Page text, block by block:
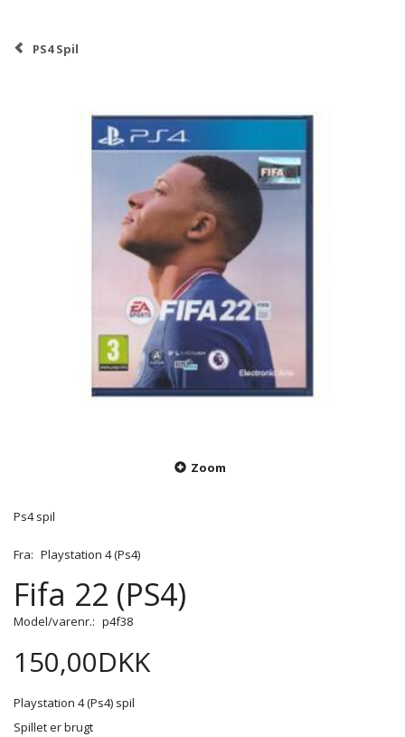
PS4 Spil
Zoom
Ps4 spil
Fra: Playstation 4 (Ps4)
Fifa 22 (PS4)
Model/varenr.: p4f38
150,00DKK
Playstation 4 (Ps4) spil
Spillet er brugt